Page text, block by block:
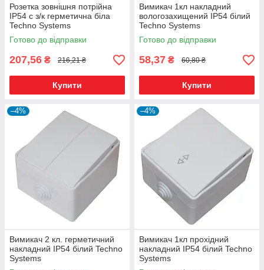
Розетка зовнішня потрійна
IP54 c з/к герметична біла
Techno Systems
Готово до відправки
207,56 ₴ 216,21 ₴
Купити
Вимикач 1кл накладний
вологозахищений IP54 білий
Techno Systems
Готово до відправки
58,37 ₴ 60,80 ₴
Купити
–4%
Вимикач 2 кл. герметичний
накладний IP54 білий Techno
Systems
–4%
Вимикач 1кл прохідний
накладний IP54 білий Techno
Systems